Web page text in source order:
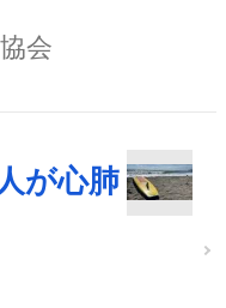
会
が心肺